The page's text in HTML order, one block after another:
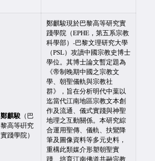
鄭麒駿 （巴
黎高等硏究
實踐學院）
鄭麒駿現於巴黎高等研究實
踐學院（EPHE，第五系宗教
科學部）-巴黎文理研究大學
（PSL）攻讀中國宗教史博士
學位。其博士論文暫定題為
《帝制晚期中國之宗教文
學、朝聖儀軌與宗教社
群》，旨在分析明代中葉以
迄當代江南地區宗教文本創
作及流通、儀式實踐與神聖
地理之互動關係。本研究綜
合運用聖傳、儀軌、扶鸞降
筆及圖像資料等多元史料，
重構此類媒介形塑朝聖實
踐、培育江南佛道共融宗教